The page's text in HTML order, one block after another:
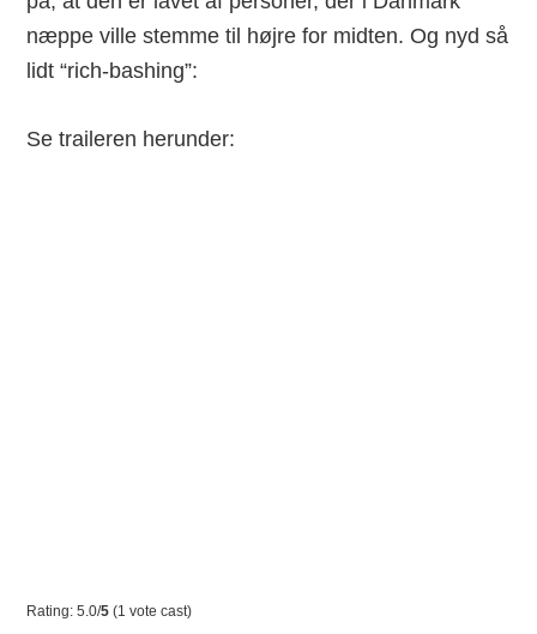
næppe ville stemme til højre for midten. Og nyd så
lidt “rich-bashing”:
Se traileren herunder:
Rating: 5.0/5 (1 vote cast)